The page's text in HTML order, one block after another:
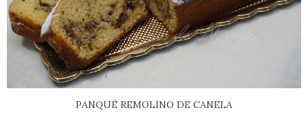
PANQUÉ REMOLINO DE CANELA